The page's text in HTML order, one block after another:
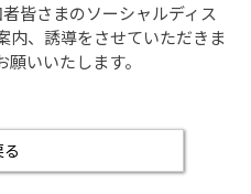
皆さまのソーシャルディス
内、誘導をさせていただきま
いいたします。